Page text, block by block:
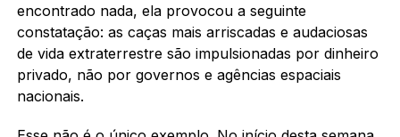
encontrado nada, ela provocou a seguinte
constatação: as caças mais arriscadas e audaciosas
de vida extraterrestre são impulsionadas por dinheiro
privado, não por governos e agências espaciais
nacionais.